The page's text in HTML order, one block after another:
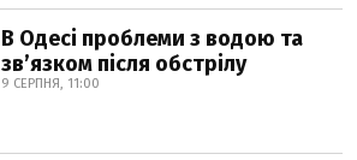
В Одесі проблеми з водою та
звʼязком після обстрілу
9 СЕРПНЯ, 11:00